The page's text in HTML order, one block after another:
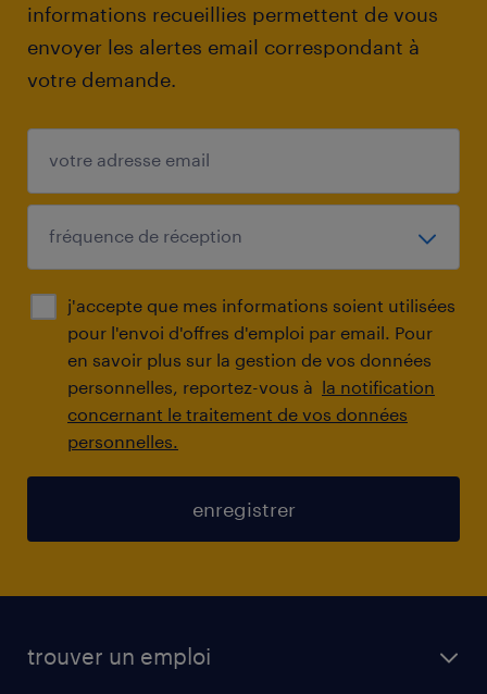
informations recueillies permettent de vous
envoyer les alertes email correspondant à
votre demande.
j'accepte que mes informations soient utilisées
pour l'envoi d'offres d'emploi par email. Pour
en savoir plus sur la gestion de vos données
personnelles, reportez-vous à la notification
concernant le traitement de vos données
personnelles.
enregistrer
trouver un emploi